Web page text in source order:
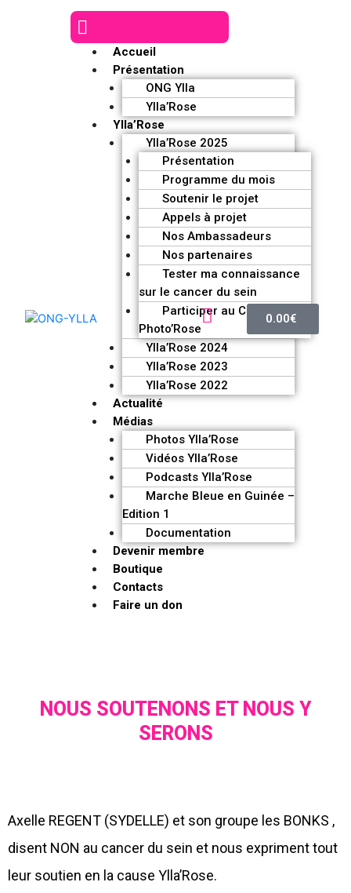
Accueil
Présentation
ONG Ylla
Ylla’Rose
Ylla’Rose
Ylla’Rose 2025
Présentation
Programme du mois
Soutenir le projet
Appels à projet
Nos Ambassadeurs
Nos partenaires
Tester ma connaissance
sur le cancer du sein
Participer au Challenge
Photo’Rose
Ylla’Rose 2024
Ylla’Rose 2023
Ylla’Rose 2022
Actualité
Médias
Photos Ylla’Rose
Vidéos Ylla’Rose
Podcasts Ylla’Rose
Marche Bleue en Guinée –
Edition 1
Documentation
Devenir membre
Boutique
Contacts
Faire un don
0.00€
NOUS SOUTENONS ET NOUS Y
SERONS
Axelle REGENT (SYDELLE) et son groupe les BONKS ,
disent NON au cancer du sein et nous expriment tout
leur soutien en la cause Ylla’Rose.